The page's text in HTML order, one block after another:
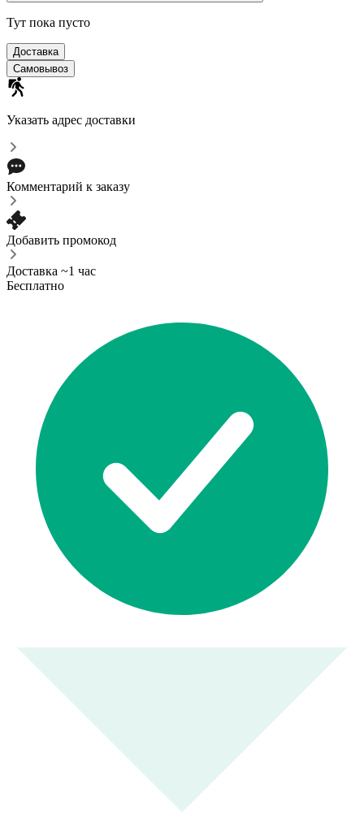
Тут пока пусто
Доставка
Самовывоз
Указать адрес доставки
Комментарий к заказу
Добавить промокод
Доставка ~1 час
Бесплатно